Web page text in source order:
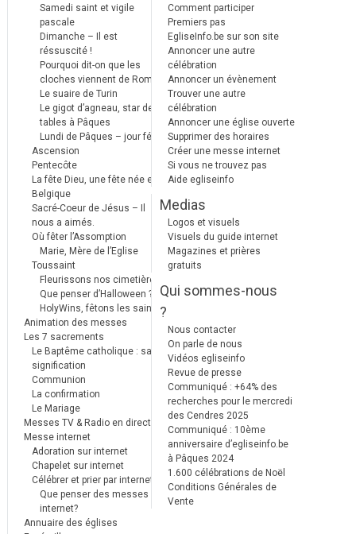
Samedi saint et vigile
pascale
Dimanche – Il est
réssuscité !
Pourquoi dit-on que les
cloches viennent de Rome ?
Le suaire de Turin
Le gigot d’agneau, star des
tables à Pâques
Lundi de Pâques – jour férié
Ascension
Pentecôte
La fête Dieu, une fête née en
Belgique
Sacré-Coeur de Jésus – Il
nous a aimés.
Où fêter l’Assomption
Marie, Mère de l’Eglise
Toussaint
Fleurissons nos cimetières
Que penser d’Halloween ?
HolyWins, fêtons les saints !
Animation des messes
Les 7 sacrements
Le Baptême catholique : sa
signification
Communion
La confirmation
Le Mariage
Messes TV & Radio en direct
Messe internet
Adoration sur internet
Chapelet sur internet
Célébrer et prier par internet
Que penser des messes
internet?
Annuaire des églises
Comment participer
Premiers pas
EgliseInfo.be sur son site
Annoncer une autre
célébration
Annoncer un évènement
Trouver une autre
célébration
Annoncer une église ouverte
Supprimer des horaires
Créer une messe internet
Si vous ne trouvez pas
Aide egliseinfo
Medias
Logos et visuels
Visuels du guide internet
Magazines et prières
gratuits
Qui sommes-nous
?
Nous contacter
On parle de nous
Vidéos egliseinfo
Revue de presse
Communiqué : +64% des
recherches pour le mercredi
des Cendres 2025
Communiqué : 10ème
anniversaire d’egliseinfo.be
à Pâques 2024
1.600 célébrations de Noël
Conditions Générales de
Vente